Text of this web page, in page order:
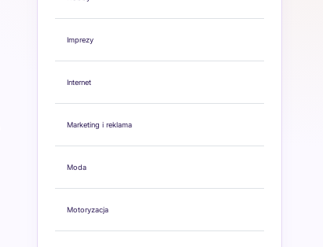
Imprezy
Internet
Marketing i reklama
Moda
Motoryzacja